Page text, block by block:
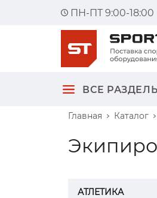
ПН-ПТ 9:00-18:00
ВСЕ
Главная Каталог
АТЛЕТИКА